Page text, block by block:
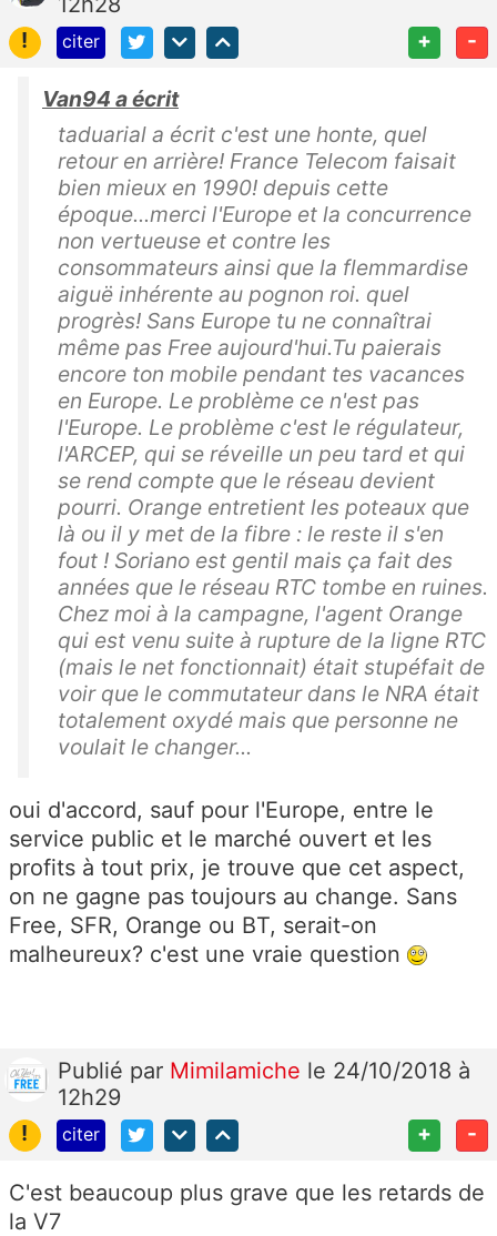
!
citer + -
Van94 a écrit
taduarial a écrit c'est une honte, quel
retour en arrière! France Telecom faisait
bien mieux en 1990! depuis cette
époque...merci l'Europe et la concurrence
non vertueuse et contre les
consommateurs ainsi que la flemmardise
aiguë inhérente au pognon roi. quel
progrès! Sans Europe tu ne connaîtrai
même pas Free aujourd'hui.Tu paierais
encore ton mobile pendant tes vacances
en Europe. Le problème ce n'est pas
l'Europe. Le problème c'est le régulateur,
l'ARCEP, qui se réveille un peu tard et qui
se rend compte que le réseau devient
pourri. Orange entretient les poteaux que
là ou il y met de la fibre : le reste il s'en
fout ! Soriano est gentil mais ça fait des
années que le réseau RTC tombe en ruines.
Chez moi à la campagne, l'agent Orange
qui est venu suite à rupture de la ligne RTC
(mais le net fonctionnait) était stupéfait de
voir que le commutateur dans le NRA était
totalement oxydé mais que personne ne
voulait le changer...
oui d'accord, sauf pour l'Europe, entre le
service public et le marché ouvert et les
profits à tout prix, je trouve que cet aspect,
on ne gagne pas toujours au change. Sans
Free, SFR, Orange ou BT, serait-on
malheureux? c'est une vraie question
Publié par Mimilamiche le 24/10/2018 à
12h29
!
citer + -
C'est beaucoup plus grave que les retards de
la V7